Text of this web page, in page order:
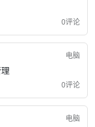
0评论
电脑
0评论
电脑